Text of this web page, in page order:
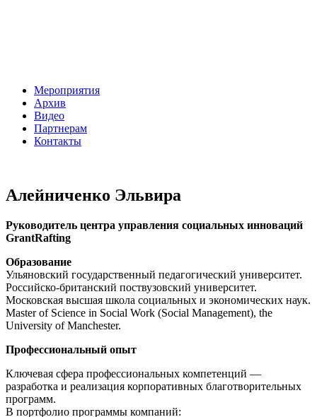
Мероприятия
Архив
Видео
Партнерам
Контакты
Алейниченко Эльвира
Руководитель центра управления социальных инноваций
GrantRafting
Образование
Ульяновский государственный педагогический университет.
Российско-британский поствузовский университет.
Московская высшая школа социальных и экономических наук.
Master of Science in Social Work (Social Management), the
University of Manchester.
Профессиональный опыт
Ключевая сфера профессиональных компетенций —
разработка и реализация корпоративных благотворительных
программ.
В портфолио программы компаний: